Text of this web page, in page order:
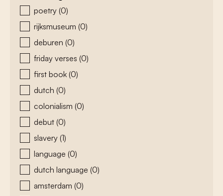
zoeken - tags
poetry (0)
rijksmuseum (0)
deburen (0)
friday verses (0)
first book (0)
dutch (0)
colonialism (0)
debut (0)
slavery (1)
language (0)
dutch language (0)
amsterdam (0)